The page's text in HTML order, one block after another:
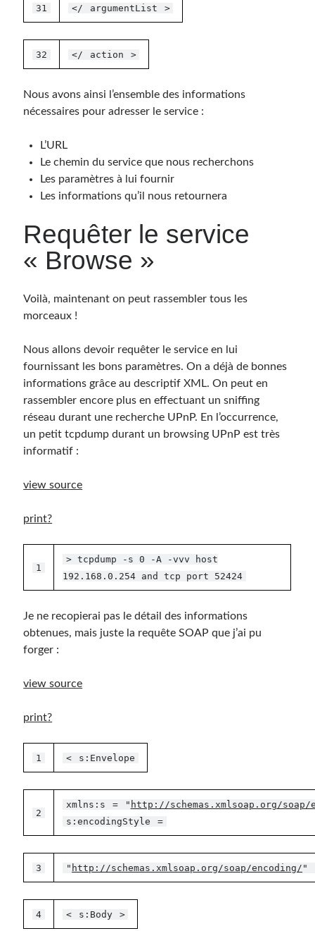
31 </ argumentList >
32 </ action >
Nous avons ainsi l’ensemble des informations
nécessaires pour adresser le service :
L’URL
Le chemin du service que nous recherchons
Les paramètres à lui fournir
Les informations qu’il nous retournera
Requêter le service
« Browse »
Voilà, maintenant on peut rassembler tous les
morceaux !
Nous allons devoir requêter le service en lui
fournissant les bons paramètres. On a déjà de bonnes
informations grâce au descriptif XML. On peut en
rassembler encore plus en effectuant un sniffing
réseau durant une recherche UPnP. En l’occurrence,
un petit tcpdump durant un browsing UPnP est très
informatif :
view source
print?
1
> tcpdump -s 0 -A -vvv host
192.168.0.254 and tcp port 52424
Je ne recopierai pas le détail des informations
obtenues, mais juste la requête SOAP que j’ai pu
forger :
view source
print?
1 < s:Envelope
2
xmlns:s = " http://schemas.xmlsoap.org/soap/
s:encodingStyle
=
3 " http://schemas.xmlsoap.org/soap/encoding/ "
4 < s:Body >